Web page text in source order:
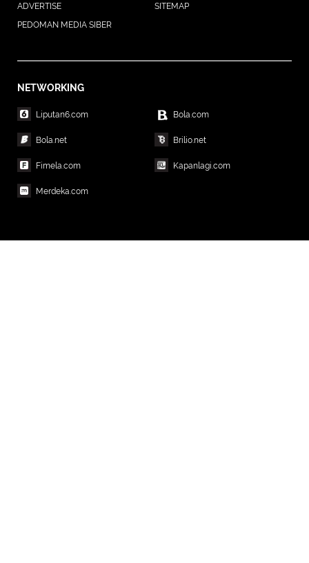
ADVERTISE
SITEMAP
PEDOMAN MEDIA SIBER
NETWORKING
Liputan6.com Bola.com
Bola.net Brilio.net
Fimela.com Kapanlagi.com
Merdeka.com